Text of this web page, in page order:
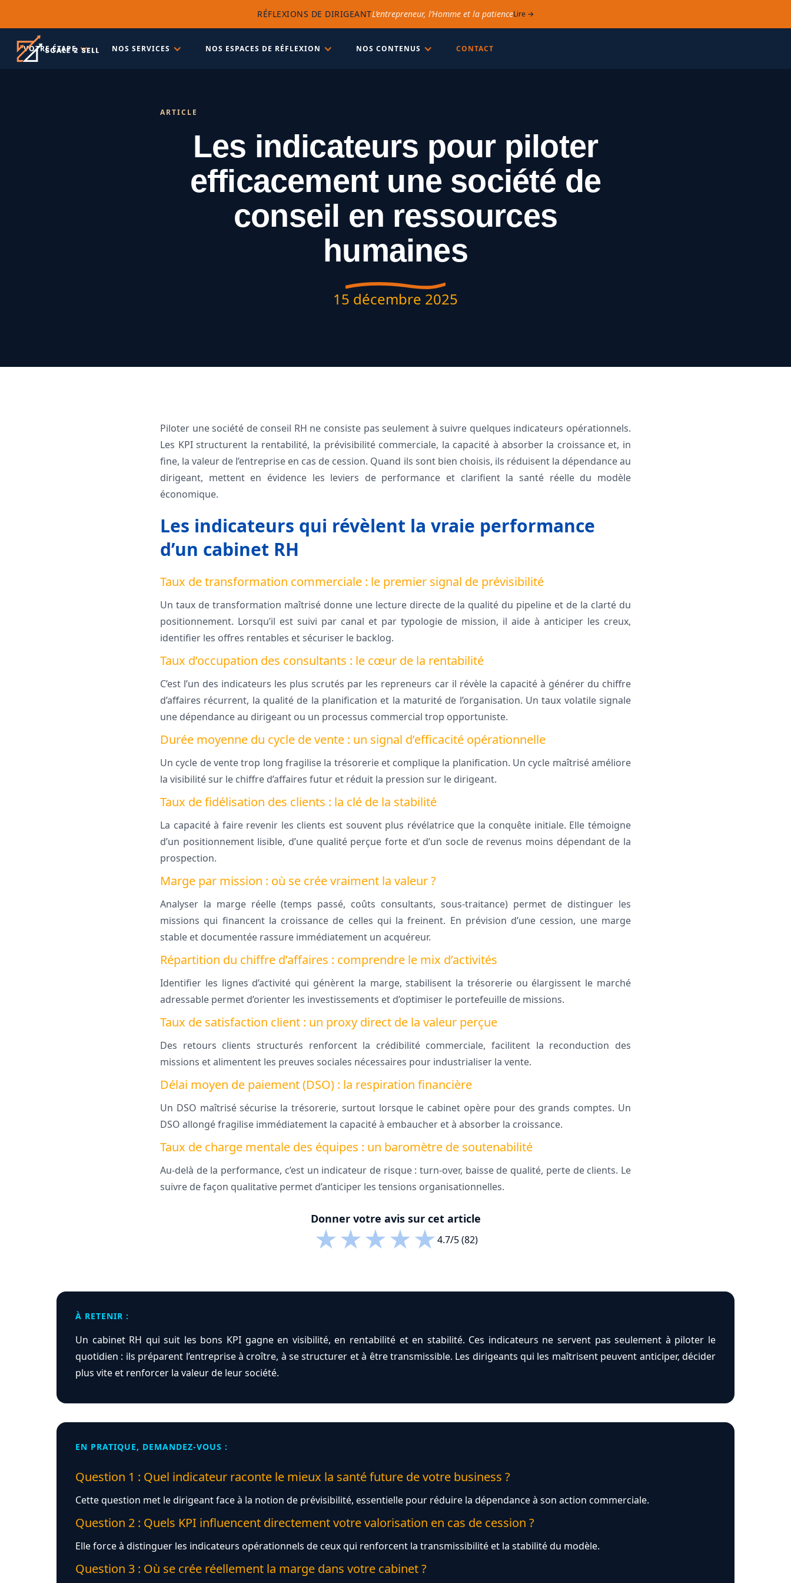
RÉFLEXIONS DE DIRIGEANTL’entrepreneur, l’Homme et la patienceLire →
VOTRE ÉTAPE NOS SERVICES NOS ESPACES DE RÉFLEXION NOS CONTENUS CONTACT
ARTICLE
Les indicateurs pour piloter
efficacement une société de
conseil en ressources
humaines
15 décembre 2025
Piloter une société de conseil RH ne consiste pas seulement à suivre quelques indicateurs opérationnels.
Les KPI structurent la rentabilité, la prévisibilité commerciale, la capacité à absorber la croissance et, in
fine, la valeur de l’entreprise en cas de cession. Quand ils sont bien choisis, ils réduisent la dépendance au
dirigeant, mettent en évidence les leviers de performance et clarifient la santé réelle du modèle
économique.
Les indicateurs qui révèlent la vraie performance
d’un cabinet RH
Taux de transformation commerciale : le premier signal de prévisibilité
Un taux de transformation maîtrisé donne une lecture directe de la qualité du pipeline et de la clarté du
positionnement. Lorsqu’il est suivi par canal et par typologie de mission, il aide à anticiper les creux,
identifier les offres rentables et sécuriser le backlog.
Taux d’occupation des consultants : le cœur de la rentabilité
C’est l’un des indicateurs les plus scrutés par les repreneurs car il révèle la capacité à générer du chiffre
d’affaires récurrent, la qualité de la planification et la maturité de l’organisation. Un taux volatile signale
une dépendance au dirigeant ou un processus commercial trop opportuniste.
Durée moyenne du cycle de vente : un signal d’efficacité opérationnelle
Un cycle de vente trop long fragilise la trésorerie et complique la planification. Un cycle maîtrisé améliore
la visibilité sur le chiffre d’affaires futur et réduit la pression sur le dirigeant.
Taux de fidélisation des clients : la clé de la stabilité
La capacité à faire revenir les clients est souvent plus révélatrice que la conquête initiale. Elle témoigne
d’un positionnement lisible, d’une qualité perçue forte et d’un socle de revenus moins dépendant de la
prospection.
Marge par mission : où se crée vraiment la valeur ?
Analyser la marge réelle (temps passé, coûts consultants, sous-traitance) permet de distinguer les
missions qui financent la croissance de celles qui la freinent. En prévision d’une cession, une marge
stable et documentée rassure immédiatement un acquéreur.
Répartition du chiffre d’affaires : comprendre le mix d’activités
Identifier les lignes d’activité qui génèrent la marge, stabilisent la trésorerie ou élargissent le marché
adressable permet d’orienter les investissements et d’optimiser le portefeuille de missions.
Taux de satisfaction client : un proxy direct de la valeur perçue
Des retours clients structurés renforcent la crédibilité commerciale, facilitent la reconduction des
missions et alimentent les preuves sociales nécessaires pour industrialiser la vente.
Délai moyen de paiement (DSO) : la respiration financière
Un DSO maîtrisé sécurise la trésorerie, surtout lorsque le cabinet opère pour des grands comptes. Un
DSO allongé fragilise immédiatement la capacité à embaucher et à absorber la croissance.
Taux de charge mentale des équipes : un baromètre de soutenabilité
Au-delà de la performance, c’est un indicateur de risque : turn-over, baisse de qualité, perte de clients. Le
suivre de façon qualitative permet d’anticiper les tensions organisationnelles.
Donner votre avis sur cet article
★★★★★4.7/5 (82)
À RETENIR :
Un cabinet RH qui suit les bons KPI gagne en visibilité, en rentabilité et en stabilité. Ces indicateurs ne servent pas seulement à piloter le
quotidien : ils préparent l’entreprise à croître, à se structurer et à être transmissible. Les dirigeants qui les maîtrisent peuvent anticiper, décider
plus vite et renforcer la valeur de leur société.
EN PRATIQUE, DEMANDEZ-VOUS :
Question 1 : Quel indicateur raconte le mieux la santé future de votre business ?
Cette question met le dirigeant face à la notion de prévisibilité, essentielle pour réduire la dépendance à son action commerciale.
Question 2 : Quels KPI influencent directement votre valorisation en cas de cession ?
Elle force à distinguer les indicateurs opérationnels de ceux qui renforcent la transmissibilité et la stabilité du modèle.
Question 3 : Où se crée réellement la marge dans votre cabinet ?